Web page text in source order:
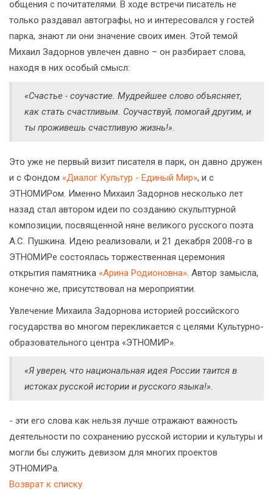
общения с почитателями. В ходе встречи писатель не
только раздавал автографы, но и интересовался у гостей
парка, знают ли они значение своих имен. Этой темой
Михаил Задорнов увлечен давно – он разбирает слова,
находя в них особый смысл:
«Счастье - соучастие. Мудрейшее слово объясняет,
как стать счастливым. Соучаствуй, помогай другим, и
ты проживешь счастливую жизнь!».
Это уже не первый визит писателя в парк, он давно дружен
и с Фондом «Диалог Культур - Единый Мир», и с
ЭТНОМИРом. Именно Михаил Задорнов несколько лет
назад стал автором идеи по созданию скульптурной
композиции, посвященной няне великого русского поэта
А.С. Пушкина. Идею реализовали, и 21 декабря 2008-го в
ЭТНОМИРе состоялась торжественная церемония
открытия памятника «Арина Родионовна» . Автор замысла,
конечно же, присутствовал на мероприятии.
Увлечение Михаила Задорнова историей российского
государства во многом перекликается с целями Культурно-
образовательного центра «ЭТНОМИР».
«Я уверен, что национальная идея России таится в
истоках русской истории и русского языка!».
- эти его слова как нельзя лучше отражают важность
деятельности по сохранению русской истории и культуры и
могли бы служить девизом для многих проектов
ЭТНОМИРа.
Возврат к списку